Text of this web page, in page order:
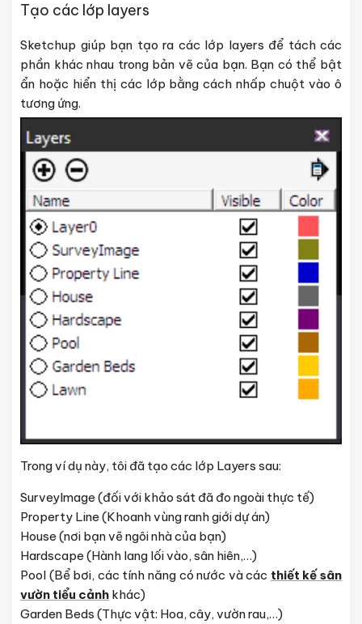
Tạo các lớp layers
Sketchup giúp bạn tạo ra các lớp layers để tách các
phần khác nhau trong bản vẽ của bạn. Bạn có thể bật
ẩn hoặc hiển thị các lớp bằng cách nhấp chuột vào ô
tương ứng.
Trong ví dụ này, tôi đã tạo các lớp Layers sau:
SurveyImage (đối với khảo sát đã đo ngoài thực tế)
Property Line (Khoanh vùng ranh giới dự án)
House (nơi bạn vẽ ngôi nhà của bạn)
Hardscape (Hành lang lối vào, sân hiên,…)
Pool (Bể bơi, các tính năng có nước và các thiết kế sân
vườn tiểu cảnh khác)
Garden Beds (Thực vật: Hoa, cây, vườn rau,…)